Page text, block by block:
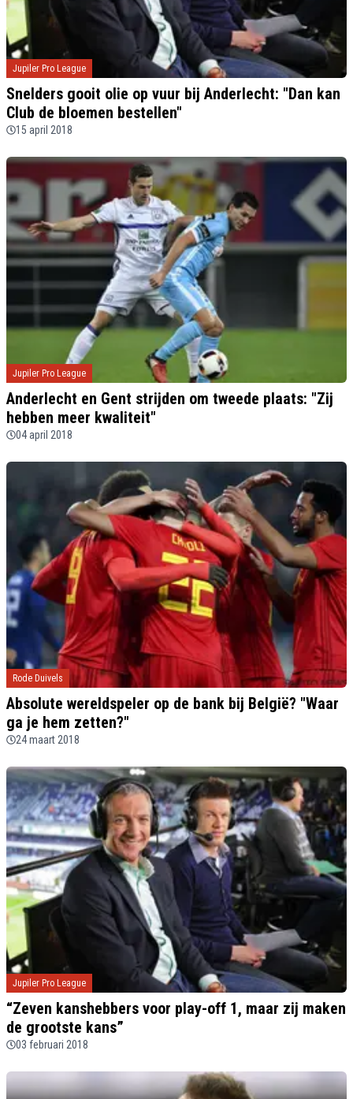
Jupiler Pro League
Snelders gooit olie op vuur bij Anderlecht: "Dan kan
Club de bloemen bestellen"
15 april 2018
Jupiler Pro League
Anderlecht en Gent strijden om tweede plaats: "Zij
hebben meer kwaliteit"
04 april 2018
Rode Duivels
Absolute wereldspeler op de bank bij België? "Waar
ga je hem zetten?"
24 maart 2018
Jupiler Pro League
“Zeven kanshebbers voor play-off 1, maar zij maken
de grootste kans”
03 februari 2018